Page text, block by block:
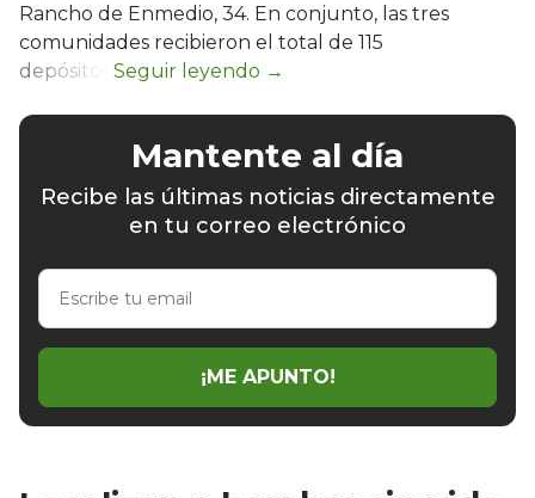
Rancho de Enmedio, 34. En conjunto, las tres
comunidades recibieron el total de 115
depósitos.
Mantente al día
Recibe las últimas noticias directamente
en tu correo electrónico
Escribe
email
¡ME APUNTO!